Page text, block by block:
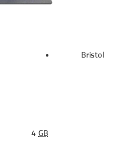
Bristol
4GB